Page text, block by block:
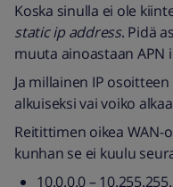
Koska sinulla ei ole
static ip address. Pidä
muuta ainoastaan
Ja millainen IP
alkuiseksi vai voiko
Reitittimen oikea WAN-
kunhan se ei kuulu
10.0.0.0 –